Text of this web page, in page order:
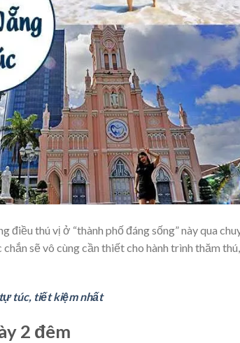
thú vị ở “thành phố đáng sống” này qua
sẽ vô cùng cần thiết cho hành trình thăm thú,
túc, tiết kiệm nhất
2 đêm